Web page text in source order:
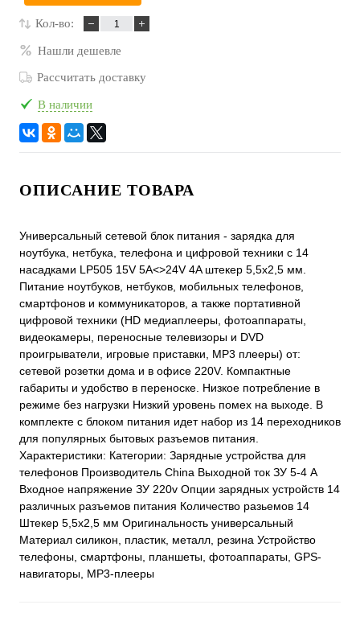
Кол-во:
Нашли дешевле
Рассчитать доставку
В наличии
ОПИСАНИЕ ТОВАРА
Универсальный сетевой блок питания - зарядка для
ноутбука, нетбука, телефона и цифровой техники с 14
насадками LP505 15V 5A<>24V 4A штекер 5,5х2,5 мм.
Питание ноутбуков, нетбуков, мобильных телефонов,
смартфонов и коммуникаторов, а также портативной
цифровой техники (HD медиаплееры, фотоаппараты,
видеокамеры, переносные телевизоры и DVD
проигрыватели, игровые приставки, MP3 плееры) от:
сетевой розетки дома и в офисе 220V. Компактные
габариты и удобство в переноске. Низкое потребление в
режиме без нагрузки Низкий уровень помех на выходе. В
комплекте с блоком питания идет набор из 14 переходников
для популярных бытовых разъемов питания.
Характеристики: Категории: Зарядные устройства для
телефонов Производитель China Выходной ток ЗУ 5-4 А
Входное напряжение ЗУ 220v Опции зарядных устройств 14
различных разъемов питания Количество разьемов 14
Штекер 5,5х2,5 мм Оригинальность универсальный
Материал силикон, пластик, металл, резина Устройство
телефоны, смартфоны, планшеты, фотоаппараты, GPS-
навигаторы, MP3-плееры